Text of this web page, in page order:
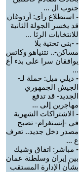
جنوب ال ...
- استطلاع رأي: أردوغان
قد يخسر الجولة الثانية
للانتخابات الرئا ...
- -بنى تحتية بلا
مساكن-.. نتنياهو وكاتس
يوافقان سرا على بدء أع
...
- ديلي ميل: حملة لـ-
الجيش الجمهوري
الجديد- قد تدفع
مهاجرين إلى ...
- الاشتراكات الشهرية
في -إنستغرام- تصبح
مصدر دخل جديد.. تعرف
ع ...
- مباشر: اتفاق وشيك
بين إيران وسلطنة عمان
بشأن الإدارة المستقب